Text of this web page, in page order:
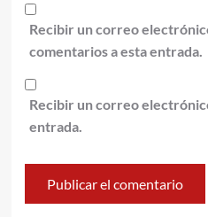
Recibir un correo
comentarios a esta entrada.
Recibir un correo
entrada.